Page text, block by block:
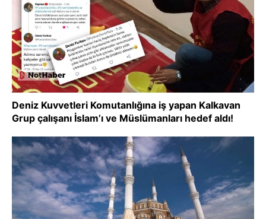
Deniz Kuvvetleri Komutanlığına iş yapan Kalkavan
Grup çalışanı İslam’ı ve Müslümanları hedef aldı!